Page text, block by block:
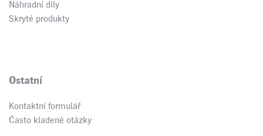
Náhradní díly
Skryté produkty
Ostatní
Kontaktní formulář
Často kladené otázky